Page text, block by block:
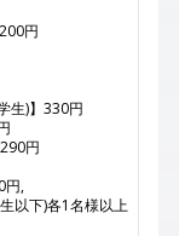
円
生)】330円
円
円,
以下)各1名様以上